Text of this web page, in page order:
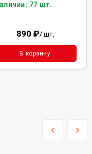
77 шт.
890 ₽/шт.
В корзину